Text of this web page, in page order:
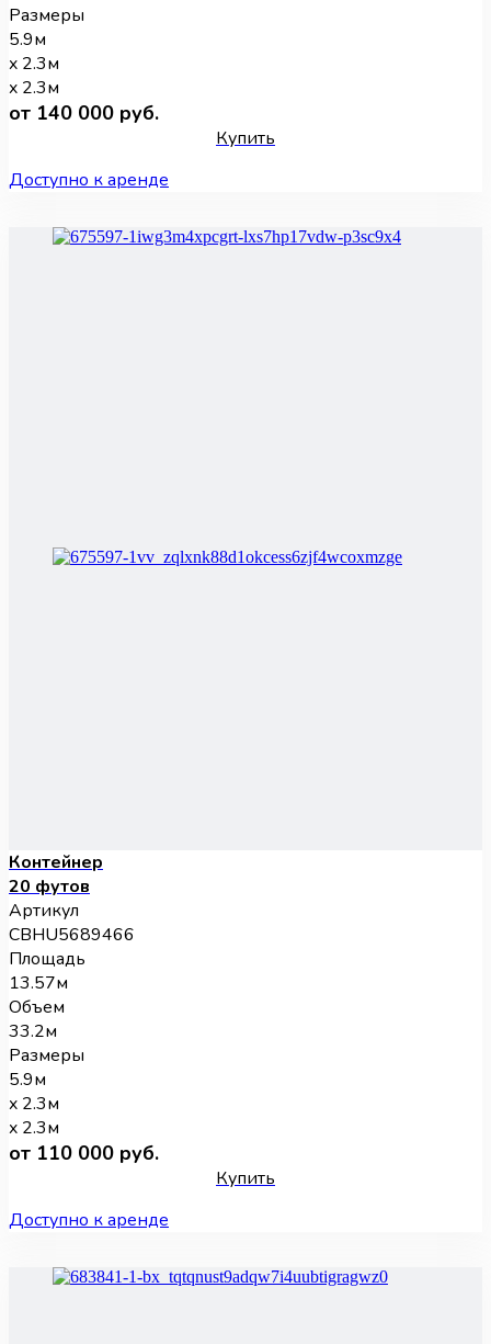
Размеры
5.9м
x 2.3м
x 2.3м
от 140 000 руб.
Купить
Доступно к аренде
Контейнер
20 футов
Артикул
CBHU5689466
Площадь
13.57м
Объем
33.2м
Размеры
5.9м
x 2.3м
x 2.3м
от 110 000 руб.
Купить
Доступно к аренде